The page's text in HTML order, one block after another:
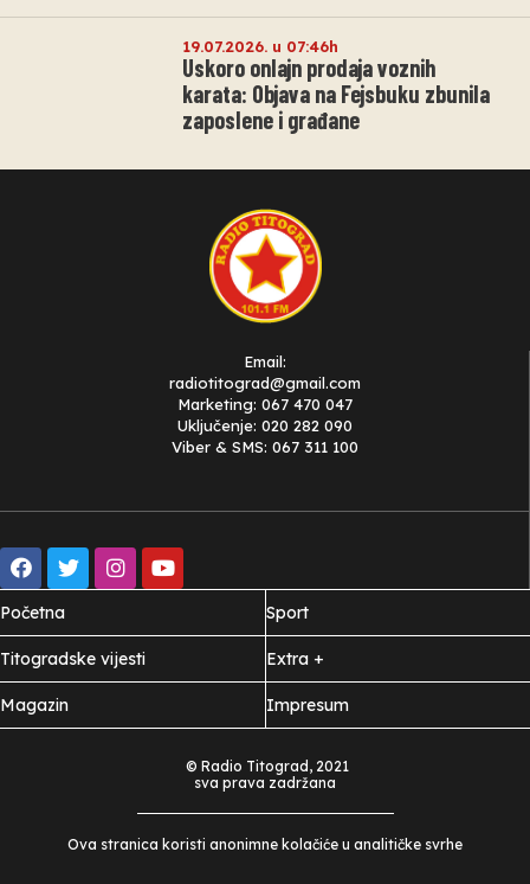
19.07.2026. u 07:46h
Uskoro onlajn prodaja voznih
karata: Objava na Fejsbuku zbunila
zaposlene i građane
Email:
radiotitograd@gmail.com
Marketing: 067 470 047
Uključenje: 020 282 090
Viber & SMS: 067 311 100
Početna
Titogradske vijesti
Magazin
Sport
Extra +
Impresum
© Radio Titograd, 2021
sva prava zadržana
Ova stranica koristi anonimne kolačiće u analitičke svrhe